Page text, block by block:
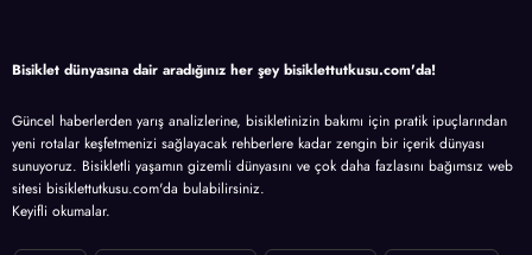
Bisiklet dünyasına dair aradığınız her şey bisiklettutkusu.com'da!
Güncel haberlerden yarış analizlerine, bisikletinizin bakımı için pratik ipuçlarından
yeni rotalar keşfetmenizi sağlayacak rehberlere kadar zengin bir içerik dünyası
sunuyoruz. Bisikletli yaşamın gizemli dünyasını ve çok daha fazlasını bağımsız web
sitesi bisiklettutkusu.com'da bulabilirsiniz.
Keyifli okumalar.